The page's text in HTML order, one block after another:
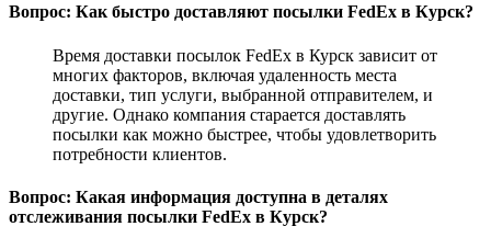
Вопрос: Как быстро доставляют посылки FedEx в Курск?
Время доставки посылок FedEx в Курск зависит от
многих факторов, включая удаленность места
доставки, тип услуги, выбранной отправителем, и
другие. Однако компания старается доставлять
посылки как можно быстрее, чтобы удовлетворить
потребности клиентов.
Вопрос: Какая информация доступна в деталях
отслеживания посылки FedEx в Курск?